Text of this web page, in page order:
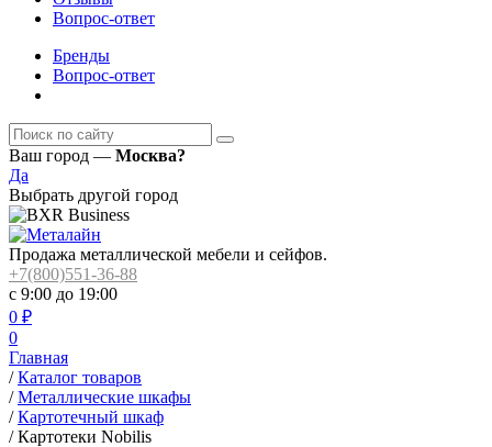
Вопрос-ответ
Бренды
Вопрос-ответ
Ваш город — Москва?
Да
Выбрать другой город
Продажа металлической мебели и сейфов.
+7(800)551-36-88
с 9:00 до 19:00
0 ₽
0
Главная
/ Каталог товаров
/ Металлические шкафы
/ Картотечный шкаф
/ Картотеки Nobilis